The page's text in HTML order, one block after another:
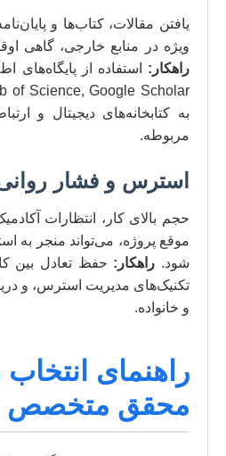
یافتن مقالات، کتاب‌ها و
ویژه در منابع خارجی، گاهی
راهکار: استفاده از پایگاه‌های
به کتابخانه‌های دیجیتال و
مربوطه.
استرس و فشار
حجم بالای کار، انتظارات
موقع پروژه، می‌تواند منجر
شود. راهکار: حفظ تعادل بین
تکنیک‌های مدیریت استرس، و
و خانواده.
راهنمای
محقق متخصص